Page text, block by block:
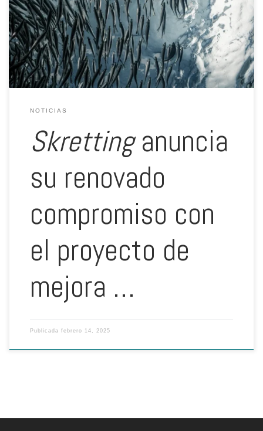
presión sobre la pesca de peces pelágicos, que son cruciales tanto
para la salmonicultura como para los ecosistemas marinos,
Skretting se encuentra apoyando el proyecto de Mejora Pesquera de
Anchoveta y […]
NOTICIAS
Skrettinganuncia
su renovado
compromiso con
el proyecto de
mejora …
Publicada febrero 14, 2025